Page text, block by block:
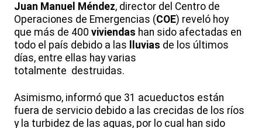
Juan Manuel Méndez, director del Centro de
Operaciones de Emergencias (COE) reveló hoy
que más de 400 viviendas han sido afectadas en
todo el país debido a las
lluvias de los últimos
días, entre ellas hay varias
totalmente destruidas.
Asimismo, informó que 31 acueductos están
fuera de servicio debido a las crecidas de los ríos
y la turbidez de las aguas, por lo cual han sido